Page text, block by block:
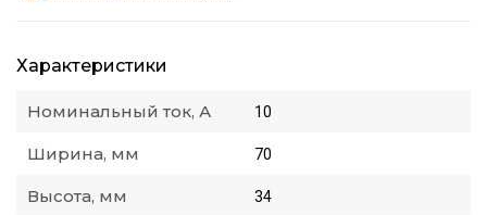
Характеристики
Номинальный ток, А 10
Ширина, мм 70
Высота, мм 34